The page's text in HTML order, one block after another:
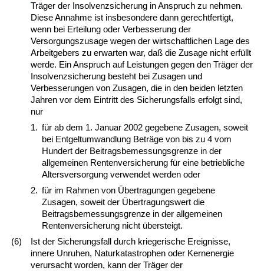
Träger der Insolvenzsicherung in Anspruch zu nehmen.
Diese Annahme ist insbesondere dann gerechtfertigt,
wenn bei Erteilung oder Verbesserung der
Versorgungszusage wegen der wirtschaftlichen Lage des
Arbeitgebers zu erwarten war, daß die Zusage nicht erfüllt
werde. Ein Anspruch auf Leistungen gegen den Träger der
Insolvenzsicherung besteht bei Zusagen und
Verbesserungen von Zusagen, die in den beiden letzten
Jahren vor dem Eintritt des Sicherungsfalls erfolgt sind,
nur
1. für ab dem 1. Januar 2002 gegebene Zusagen, soweit
bei Entgeltumwandlung Beträge von bis zu 4 vom
Hundert der Beitragsbemessungsgrenze in der
allgemeinen Rentenversicherung für eine betriebliche
Altersversorgung verwendet werden oder
2. für im Rahmen von Übertragungen gegebene
Zusagen, soweit der Übertragungswert die
Beitragsbemessungsgrenze in der allgemeinen
Rentenversicherung nicht übersteigt.
(6)
Ist der Sicherungsfall durch kriegerische Ereignisse,
innere Unruhen, Naturkatastrophen oder Kernenergie
verursacht worden, kann der Träger der